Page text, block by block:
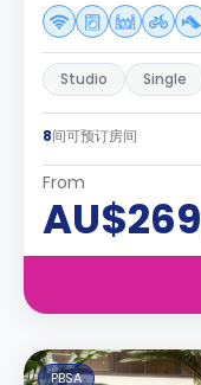
Studio Single
8间可预订房间
From
AU$269
PBSA